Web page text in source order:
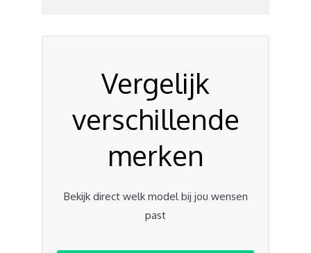
Vergelijk
verschillende
merken
Bekijk direct welk model bij jou wensen
past